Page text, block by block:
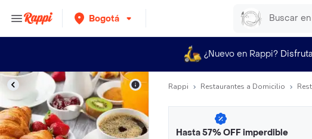
Bogotá
¿Nuevo en Rappi?
Rappi Restaurantes a Domicilio
Hasta 57% OFF imperdible